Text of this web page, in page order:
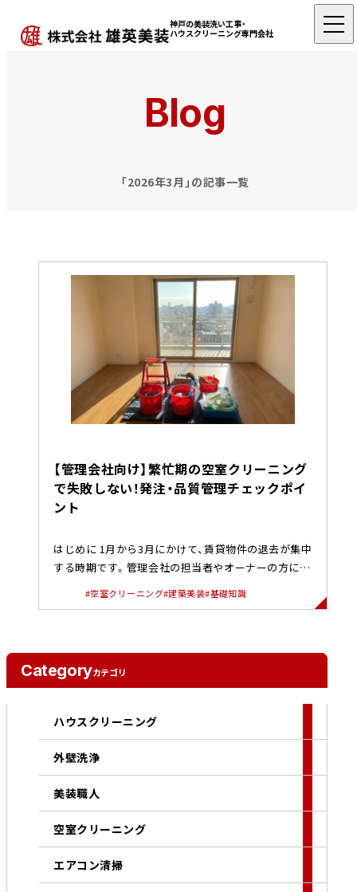
神戸の美装洗い工事・
ハウスクリーニング専門会社
Blog
「2026年3月」の記事一覧
【管理会社向け】繁忙期の空室クリーニング
で失敗しない！発注・品質管理チェックポイ
ント
はじめに 1月から3月にかけて、賃貸物件の退去が集中
する時期です。管理会社の担当者やオーナーの方にと
っては、原状回復や空...
#空室クリーニング#建築美装#基礎知識
Categoryカテゴリ
ハウスクリーニング
外壁洗浄
美装職人
空室クリーニング
エアコン清掃